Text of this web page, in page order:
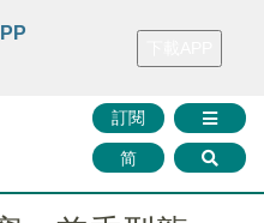
財華證券 媒體矩陣
訂閱
简